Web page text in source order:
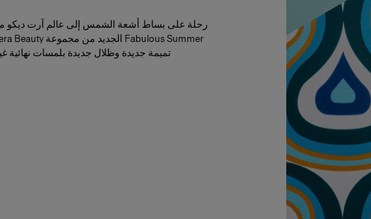
رحلة على بساط أشعة الشمس إلى عالم آرت ديكو
تميمة جديدة وظلال جديدة بلمسات نهائية